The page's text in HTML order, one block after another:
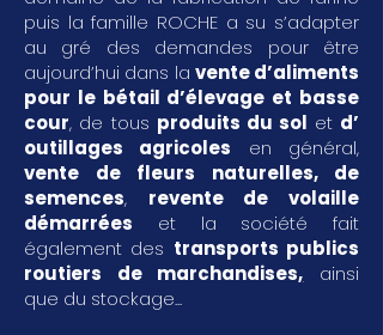
puis la famille ROCHE a su s’adapter
au gré des demandes pour être
aujourd’hui dans la vente d’aliments
pour le bétail d’élevage et basse
cour, de tous produits du sol et d’
outillages agricoles en général,
vente de fleurs naturelles, de
semences, revente de volaille
démarrées et la société fait
également des transports publics
routiers de marchandises, ainsi
que du stockage...